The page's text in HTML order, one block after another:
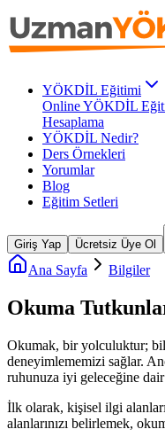
YÖKDİL Eğitimi
Online YÖKDİL
Hesaplama
YÖKDİL Nedir?
Ders Örnekleri
Yorumlar
Blog
Eğitim Setleri
Giriş Yap Ücretsiz Üye Ol
Ana Sayfa Bilgiler
Okuma
Okumak, bir yolculuktur;
deneyimlememizi sağlar.
ruhunuza iyi geleceğine dair
İlk olarak, kişisel ilgi
alanlarınızı belirlemek,